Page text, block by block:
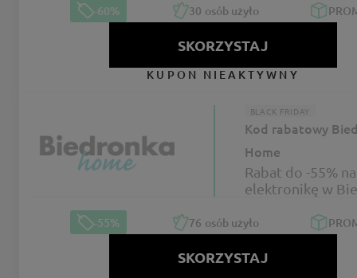
-60% 30 osób użyło
SKORZYSTAJ
KUPON NIEAKTYWNY
BLACK FRIDAY
Kod rabatowy
Home
Rabat do -55% na
elektronikę w
-55% 76 osób użyło
SKORZYSTAJ